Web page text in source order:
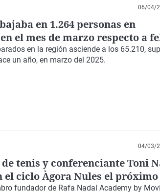
06/04/
en 1.264 personas en
el mes de marzo respecto a
en la región asciende a los 65.210,
un año, en marzo del 2025.
04/03/
tenis y conferenciante Toni
ciclo Àgora Nules el próximo
fundador de Rafa Nadal Academy by